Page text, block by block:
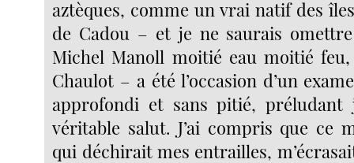
aztèques, comme un vrai natif des
de Cadou – et je ne saurais omettre
Michel Manoll moitié eau moitié
Chaulot – a été l’occasion d’un
approfondi et sans pitié, préludant
véritable salut. J’ai compris que ce
qui déchirait mes entrailles,